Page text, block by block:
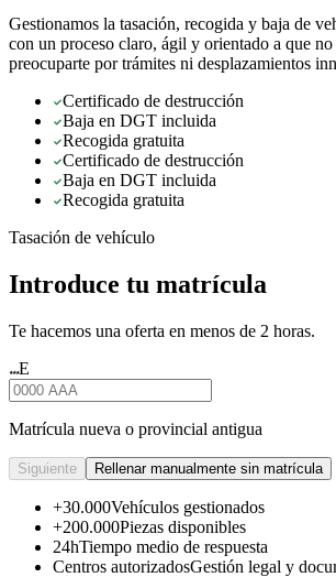
Gestionamos la tasación, recogida y baja de
con un proceso claro, ágil y orientado a que no
preocuparte por trámites ni desplazamientos
Certificado de destrucción
Baja en DGT incluida
Recogida gratuita
Certificado de destrucción
Baja en DGT incluida
Recogida gratuita
Tasación de vehículo
Introduce tu matrícula
Te hacemos una oferta en menos de 2 horas.
★★★E
Matrícula nueva o provincial antigua
Siguiente Rellenar manualmente sin matrícula
+30.000Vehículos gestionados
+200.000Piezas disponibles
24hTiempo medio de respuesta
Centros autorizadosGestión legal y